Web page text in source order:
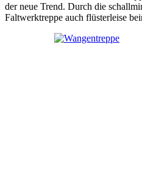
der neue Trend. Durch die
Faltwerktreppe auch flüsterleise